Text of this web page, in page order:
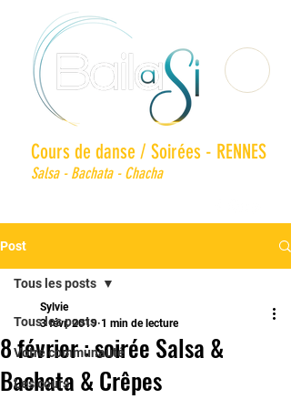
Cours de danse / Soirées - RENNES
Salsa - Bachata - Chacha
Post
Tous les posts
Votre communauté
Les cours
Tous les posts
8 février : soirée Salsa &
Bachata & Crêpes
Sylvie
3 févr. 2019 1 min de lecture